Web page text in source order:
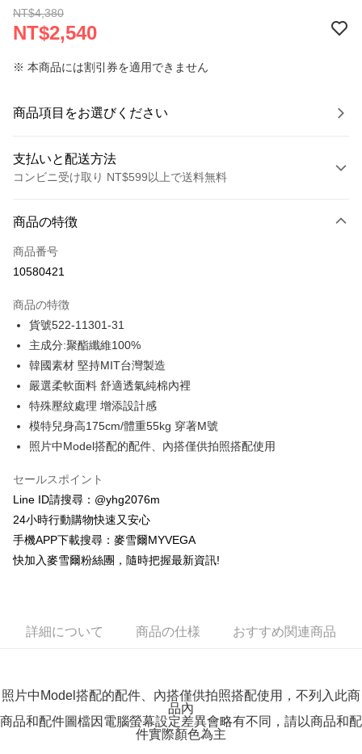
NT$4,380
NT$2,540
※ 本商品には割引券を適用できません
商品項目をお選びください
支払いと配送方法
コンビニ受け取り NT$599以上で送料無料
クレジットカード1回払い
クレジットカード分割払い
合作金庫商業銀行
華南商業銀行
上海商業儲蓄銀行
国泰世華商業銀行
台湾中小企業銀行
聯邦商業銀行
元大商業銀行
永豐商業銀行
玉山商業銀行
星展(台湾)商業銀行
台湾楽天クレジットカード会社
LINE Pay
JKOPAY
Easy Wallet
代金引換
配送方法
全家取貨付款
配送毎にNT$100、NT$599以上で送料無料
付款後萊爾富取貨
配送毎にNT$100、NT$988以上で送料無料
商品の特徴
商品番号
10580421
商品の特徴
貨號522-11301-31
主成分:聚酯纖維100%
韓國素材 堅持MIT台灣製造
嚴選柔軟面料 舒適透氣純棉內裡
特殊壓紋處理 增添設計感
模特兒身高175cm/體重55kg 穿著M號
照片中Model搭配的配件、內搭僅供拍照搭配使用
セールスポイント
Line ID請搜尋：@yhg2076m
24小時行動購物快速又安心
手機APP下載搜尋：麥雪爾MYVEGA
快加入麥雪爾粉絲團，隨時把握最新資訊!
詳細について 商品の仕様 おすすめ関連商品
照片中Model搭配的配件、內搭僅供拍照搭配使用，不列入此商
品內
商品和配件圖檔因電腦螢幕設定差異會略有不同，請以商品和配
件實際顏色為主